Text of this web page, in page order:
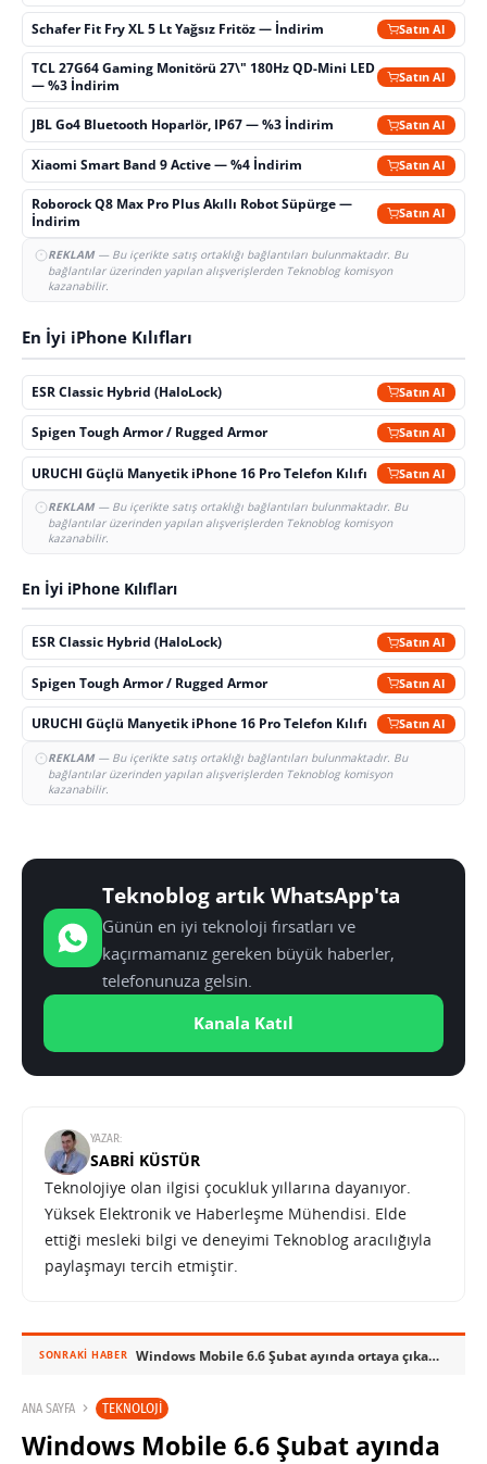
Schafer Fit Fry XL 5 Lt Yağsız Fritöz — İndirim Satın Al
TCL 27G64 Gaming Monitörü 27\" 180Hz QD-Mini LED
— %3 İndirim
Satın Al
JBL Go4 Bluetooth Hoparlör, IP67 — %3 İndirim Satın Al
Xiaomi Smart Band 9 Active — %4 İndirim Satın Al
Roborock Q8 Max Pro Plus Akıllı Robot Süpürge —
İndirim
Satın Al
REKLAM— Bu içerikte satış ortaklığı bağlantıları bulunmaktadır. Bu
bağlantılar üzerinden yapılan alışverişlerden Teknoblog komisyon
kazanabilir.
En İyi iPhone Kılıfları
ESR Classic Hybrid (HaloLock) Satın Al
Spigen Tough Armor / Rugged Armor Satın Al
URUCHI Güçlü Manyetik iPhone 16 Pro Telefon Kılıfı Satın Al
REKLAM— Bu içerikte satış ortaklığı bağlantıları bulunmaktadır. Bu
bağlantılar üzerinden yapılan alışverişlerden Teknoblog komisyon
kazanabilir.
En İyi iPhone Kılıfları
ESR Classic Hybrid (HaloLock) Satın Al
Spigen Tough Armor / Rugged Armor Satın Al
URUCHI Güçlü Manyetik iPhone 16 Pro Telefon Kılıfı Satın Al
REKLAM— Bu içerikte satış ortaklığı bağlantıları bulunmaktadır. Bu
bağlantılar üzerinden yapılan alışverişlerden Teknoblog komisyon
kazanabilir.
Teknoblog artık WhatsApp'ta
Günün en iyi teknoloji fırsatları ve
kaçırmamanız gereken büyük haberler,
telefonunuza gelsin.
Kanala Katıl
YAZAR:
SABRI KÜSTÜR
Teknolojiye olan ilgisi çocukluk yıllarına dayanıyor.
Yüksek Elektronik ve Haberleşme Mühendisi. Elde
ettiği mesleki bilgi ve deneyimi Teknoblog aracılığıyla
paylaşmayı tercih etmiştir.
SONRAKI HABER Windows Mobile 6.6 Şubat ayında ortaya çıkabilir
ANA SAYFA TEKNOLOJI
Windows Mobile 6.6 Şubat ayında